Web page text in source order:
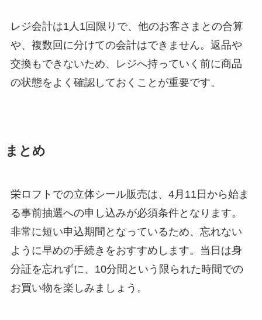
レジ会計は1人1回限りで、他のお客さまとの合算
や、複数回に分けての会計はできません。返品や
交換もできないため、レジへ持っていく前に商品
の状態をよく確認しておくことが重要です。
まとめ
栄ロフトでの立体シール販売は、4月11日から始ま
る事前抽選への申し込みが必須条件となります。
非常に短い申込期間となっているため、忘れない
ように早めの手続きをおすすめします。当日は身
分証を忘れずに、10分間という限られた時間での
お買い物を楽しみましょう。